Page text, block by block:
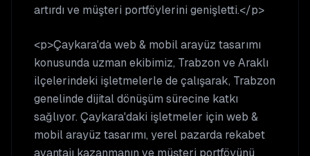
artırdı ve müşteri portföylerini genişletti.</p>
<p>Çaykara'da web & mobil arayüz tasarımı
konusunda uzman ekibimiz, Trabzon ve Araklı
ilçelerindeki işletmelerle de çalışarak, Trabzon
genelinde dijital dönüşüm sürecine katkı
sağlıyor. Çaykara'daki işletmeler için web &
mobil arayüz tasarımı, yerel pazarda rekabet
avantajı kazanmanın ve müşteri portföyünü